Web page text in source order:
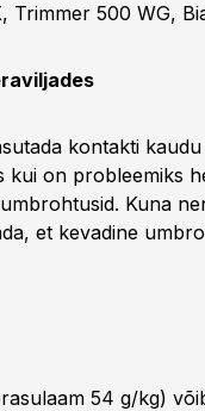
Trimmer 500 WG,
kontakti
kui on probleemiks
Kuna
et kevadine
54 g/kg)